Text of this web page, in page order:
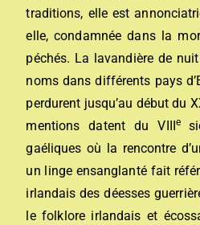
traditions, elle est
elle, condamnée dans la
péchés. La lavandière de
noms dans différents pays
perdurent jusqu’au début du
mentions datent duVIII e
gaéliques où la rencontre
un linge ensanglanté fait
irlandais des déesses
le folklore irlandais et